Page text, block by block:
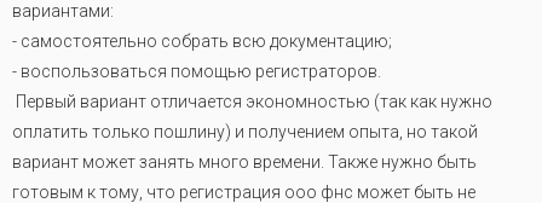
вариантами:
- самостоятельно собрать всю документацию;
- воспользоваться помощью регистраторов.
Первый вариант отличается экономностью (так как нужно
оплатить только пошлину) и получением опыта, но такой
вариант может занять много времени. Также нужно быть
готовым к тому, что регистрация ооо фнс может быть не